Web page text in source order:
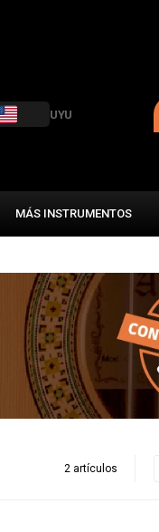
MÁS INSTRUMENTOS
UYU
2 artículos